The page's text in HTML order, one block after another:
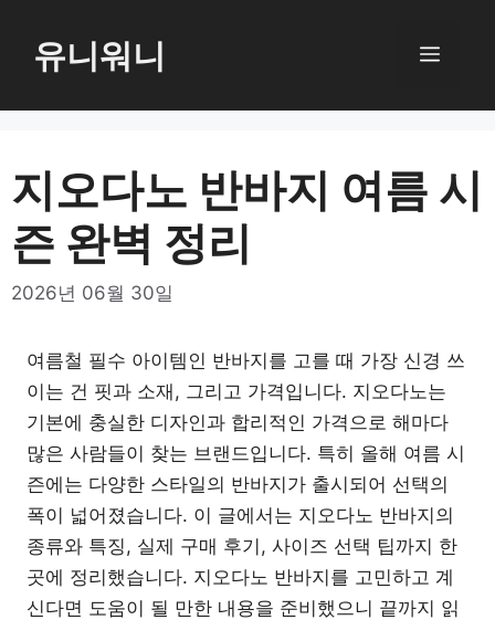
로
너
뛰
유니워니 메
지오다노 반바지 여름 시
즌 완벽 정리
2026년 06월 30일
여름철 필수 아이템인 반바지를 고를 때 가장 신경 쓰
이는 건 핏과 소재, 그리고 가격입니다. 지오다노는
기본에 충실한 디자인과 합리적인 가격으로 해마다
많은 사람들이 찾는 브랜드입니다. 특히 올해 여름 시
즌에는 다양한 스타일의 반바지가 출시되어 선택의
폭이 넓어졌습니다. 이 글에서는 지오다노 반바지의
종류와 특징, 실제 구매 후기, 사이즈 선택 팁까지 한
곳에 정리했습니다. 지오다노 반바지를 고민하고 계
신다면 도움이 될 만한 내용을 준비했으니 끝까지 읽